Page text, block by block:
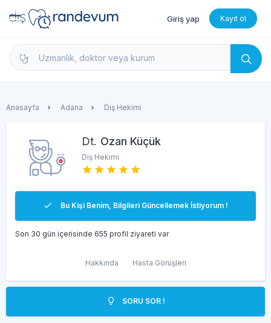
dishekimleri.net - Diş Hekimi Bul, Yorumları İncele
Giriş yap Kayıt ol
Anasayfa Adana Diş Hekimi
Dt. Ozan Küçük
Diş Hekimi
Bu Kişi Benim, Bilgileri Güncellemek İstiyorum !
Son 30 gün içerisinde 655 profil ziyareti var
Hakkında Hasta Görüşleri
SORU SOR !